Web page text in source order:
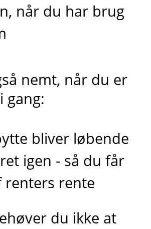
når du har brug
nemt, når du er
gang:
bliver løbende
igen - så du får
renters rente
du ikke at